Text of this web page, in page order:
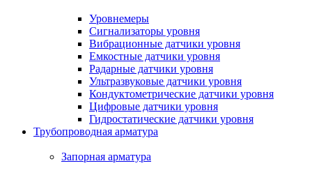
Уровнемеры
Сигнализаторы уровня
Вибрационные датчики уровня
Емкостные датчики уровня
Радарные датчики уровня
Ультразвуковые датчики уровня
Кондуктометрические датчики уровня
Цифровые датчики уровня
Гидростатические датчики уровня
Трубопроводная арматура
Запорная арматура